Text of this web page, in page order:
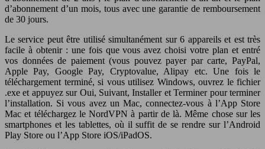
d’abonnement d’un mois, tous avec une garantie de remboursement
de 30 jours.
Le service peut être utilisé simultanément sur 6 appareils et est très
facile à obtenir : une fois que vous avez choisi votre plan et entré
vos données de paiement (vous pouvez payer par carte, PayPal,
Apple Pay, Google Pay, Cryptovalue, Alipay etc. Une fois le
téléchargement terminé, si vous utilisez Windows, ouvrez le fichier
.exe et appuyez sur Oui, Suivant, Installer et Terminer pour terminer
l’installation. Si vous avez un Mac, connectez-vous à l’App Store
Mac et téléchargez le NordVPN à partir de là. Même chose sur les
smartphones et les tablettes, où il suffit de se rendre sur l’Android
Play Store ou l’App Store iOS/iPadOS.